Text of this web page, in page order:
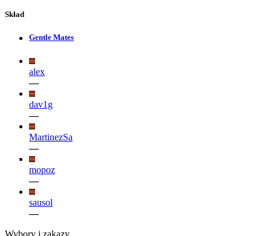
Skład
Gentle Mates
alex
—
dav1g
—
MartinezSa
—
mopoz
—
sausol
—